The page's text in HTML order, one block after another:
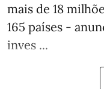
mais de 18
165 países -
inves ...